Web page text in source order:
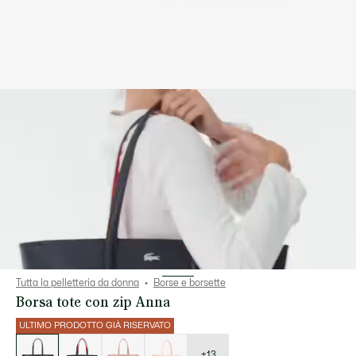
Tutta la pelletteria da donna Borse e borsette
Borsa tote con zip Anna
ULTIMO PRODOTTO GIÀ RISERVATO
Elenco
delle
varianti